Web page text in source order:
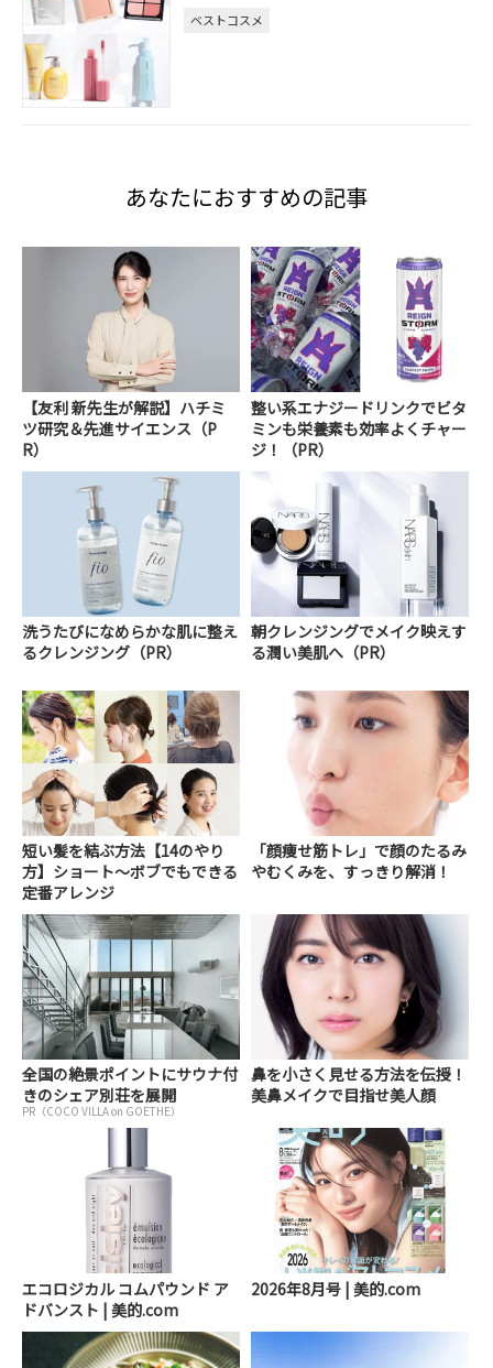
ベストコスメ
あなたにおすすめの記事
【友利 新先生が解説】ハチミ
ツ研究＆先進サイエンス（P
R）
整い系エナジードリンクでビタ
ミンも栄養素も効率よくチャー
ジ！（PR）
洗うたびになめらかな肌に整え
るクレンジング（PR）
朝クレンジングでメイク映えす
る潤い美肌へ（PR）
短い髪を結ぶ方法【14のやり
方】ショート～ボブでもできる
定番アレンジ
「顔痩せ筋トレ」で顔のたるみ
やむくみを、すっきり解消！
全国の絶景ポイントにサウナ付
きのシェア別荘を展開
PR（COCO VILLA on GOETHE）
鼻を小さく見せる方法を伝授！
美鼻メイクで目指せ美人顔
エコロジカル コムパウンド ア
ドバンスト | 美的.com
2026年8月号 | 美的.com